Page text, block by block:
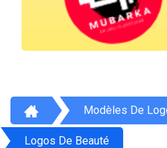
Modèles De
Logos De Beauté